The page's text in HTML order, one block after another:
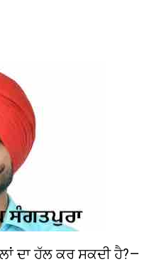
ਦਾ ਹੱਲ ਕਰ ਸਕਦੀ ਹੈ?—